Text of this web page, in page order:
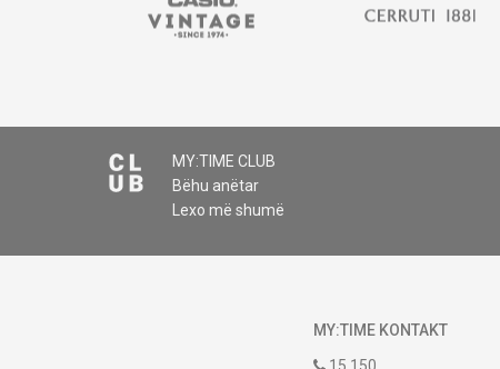
MY:TIME CLUB
Bëhu anëtar
Lexo më shumë
MY:TIME KONTAKT